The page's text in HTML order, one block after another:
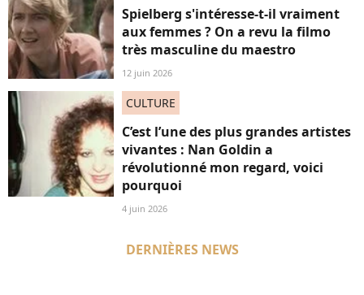
Spielberg s'intéresse-t-il vraiment
aux femmes ? On a revu la filmo
très masculine du maestro
12 juin 2026
CULTURE
C’est l’une des plus grandes artistes
vivantes : Nan Goldin a
révolutionné mon regard, voici
pourquoi
4 juin 2026
DERNIÈRES NEWS